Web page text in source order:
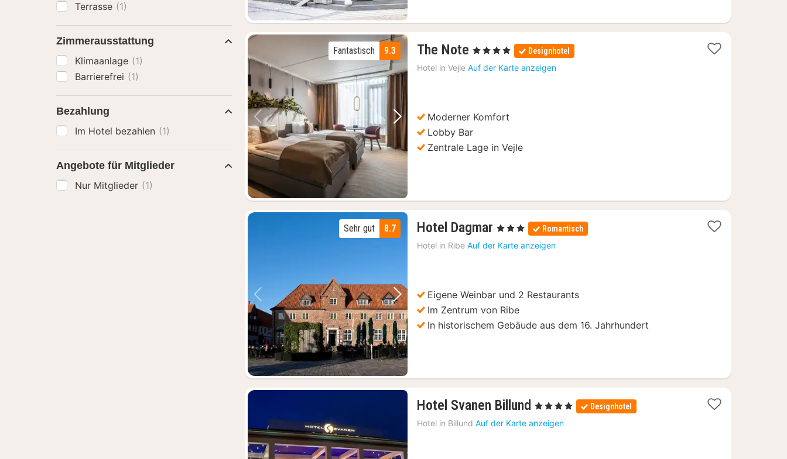
Vorheriges Bild Nächstes Bild
9.3
Fantastisch The Note 1
Nacht
ab
, 4 Sterne Designhotel
Hotel in Vejle Auf der Karte anzeigen
Moderner Komfort
Lobby Bar
Zentrale Lage in Vejle
Vorheriges Bild Nächstes Bild
8.7
Sehr gut Hotel Dagmar 1
Nacht
ab
, 3 Sterne Romantisch
Hotel in Ribe Auf der Karte anzeigen
Eigene Weinbar und 2 Restaurants
Im Zentrum von Ribe
In historischem Gebäude aus dem 16. Jahrhundert
Hotel Svanen Billund 1
Nacht
ab
, 4 Sterne Designhotel
Hotel in Billund Auf der Karte anzeigen
Terrasse (1)
Zimmerausstattung
Klimaanlage (1)
Barrierefrei (1)
Bezahlung
Im Hotel bezahlen (1)
Angebote für Mitglieder
Nur Mitglieder (1)